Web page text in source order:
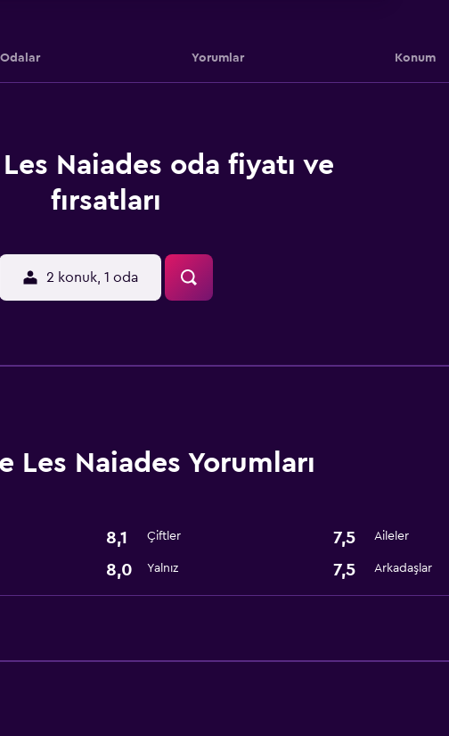
Odalar Yorumlar Konum
Naiades oda fiyatı ve
fırsatları
2 konuk, 1 oda
Les Naiades Yorumları
8,1 Çiftler 7,5 Aileler
8,0 Yalnız 7,5 Arkadaşlar